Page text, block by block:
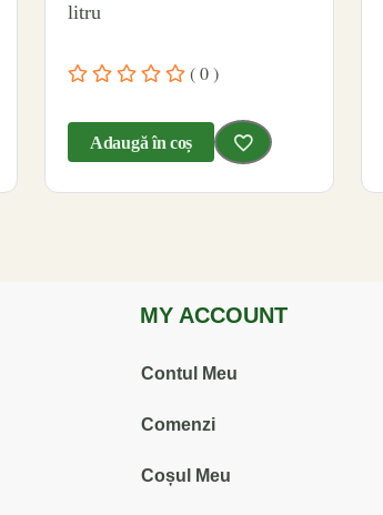
litru
( 0 )
Adaugă în coș
MY ACCOUNT
Contul Meu
Comenzi
Coșul Meu